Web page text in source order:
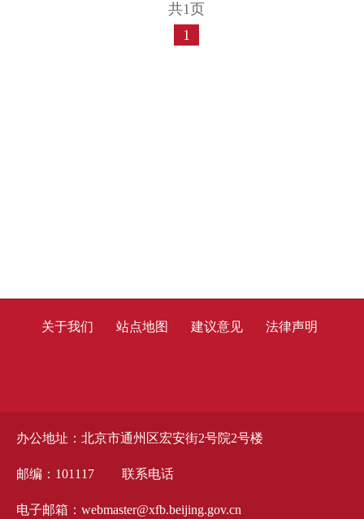
共1页
1
办公地址：北京市通州区宏安街2号院2号楼
邮编：101117 联系电话
电子邮箱：webmaster@xfb.beijing.gov.cn
关于我们 站点地图 建议意见 法律声明